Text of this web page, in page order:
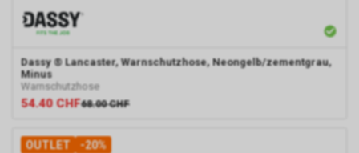
Dassy ® Lancaster, Warnschutzhose, Neongelb/zementgrau,
Minus
Warnschutzhose
54.40 CHF68.00 CHF
OUTLET -20%